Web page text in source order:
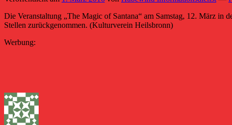
Die Veranstaltung „The Magic of Santana“ am Samstag, 12. März
Stellen zurückgenommen. (Kulturverein Heilsbronn)
Werbung: